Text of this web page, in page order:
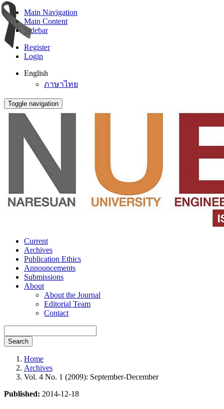
Main Navigation
Main Content
Sidebar
Register
Login
English
ภาษาไทย
Toggle navigation
Current
Archives
Publication Ethics
Announcements
Submissions
About
About the Journal
Editorial Team
Contact
Search
Home
Archives
Vol. 4 No. 1 (2009): September-December
Published: 2014-12-18